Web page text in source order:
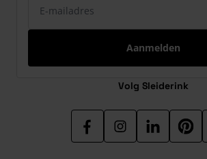
Aanmelden
Volg Sleiderink